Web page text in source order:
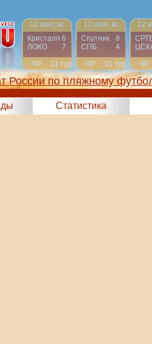
12 июл, вс
Кристалл 6
ЛОКО
7
ЧР
11 тур
12 июл, вс
Спутник
8
СПБ
4
ЧР
11 тур
12
ЧР
России по пляжному
Статистика